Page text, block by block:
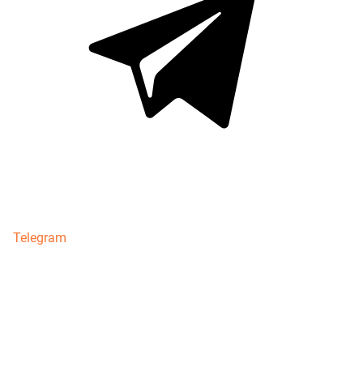
Telegram